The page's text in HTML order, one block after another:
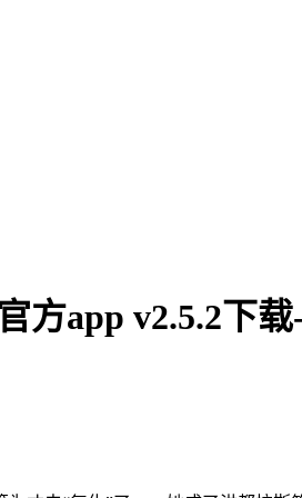
方app v2.5.2下